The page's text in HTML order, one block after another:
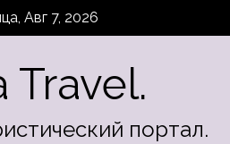
Авг 7, 2026
Travel.
портал.